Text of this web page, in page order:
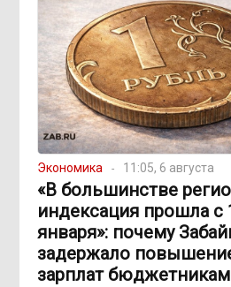
Экономика 11:05, 6 августа
«В большинстве
индексация прошла с 1
января»: почему
задержало
зарплат бюджетникам